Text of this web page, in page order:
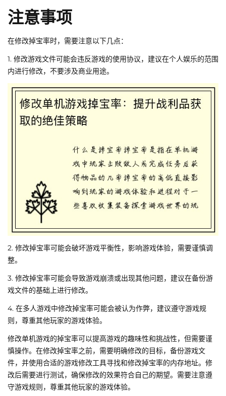
注意事项
在修改掉宝率时，需要注意以下几点：
1. 修改游戏文件可能会违反游戏的使用协议，建议在个人娱乐的范围
内进行修改，不要涉及商业用途。
2. 修改掉宝率可能会破坏游戏平衡性，影响游戏体验，需要谨慎调
整。
3. 修改掉宝率可能会导致游戏崩溃或出现其他问题，建议在备份游
戏文件的基础上进行修改。
4. 在多人游戏中修改掉宝率可能会被认为作弊，建议遵守游戏规
则，尊重其他玩家的游戏体验。
修改单机游戏的掉宝率可以提高游戏的趣味性和挑战性，但需要谨
慎操作。在修改掉宝率之前，需要明确修改的目标，备份游戏文
件，并使用合适的游戏修改工具寻找和修改掉宝率的内存地址。修
改后需要进行测试，确保修改的效果符合自己的期望。需要注意遵
守游戏规则，尊重其他玩家的游戏体验。